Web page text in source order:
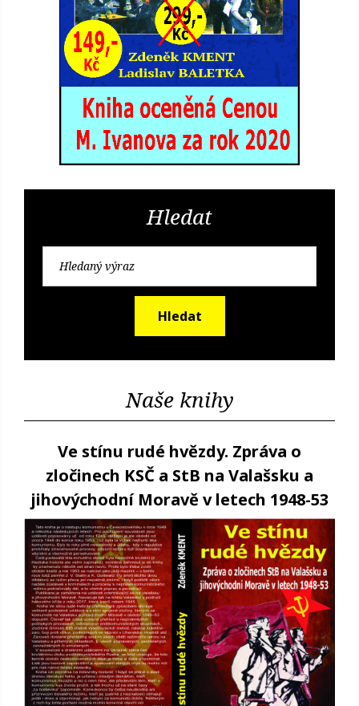
Hledat
Hledat
Naše knihy
Ve stínu rudé hvězdy. Zpráva o
zločinech KSČ a StB na Valašsku a
jihovýchodní Moravě v letech 1948-53